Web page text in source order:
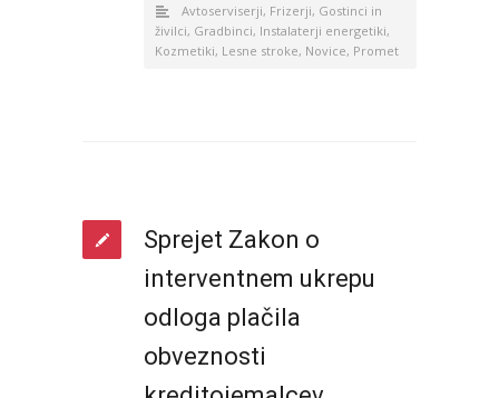
Avtoserviserji, Frizerji, Gostinci in
živilci, Gradbinci, Instalaterji energetiki,
Kozmetiki, Lesne stroke, Novice, Promet
Sprejet Zakon o
interventnem ukrepu
odloga plačila
obveznosti